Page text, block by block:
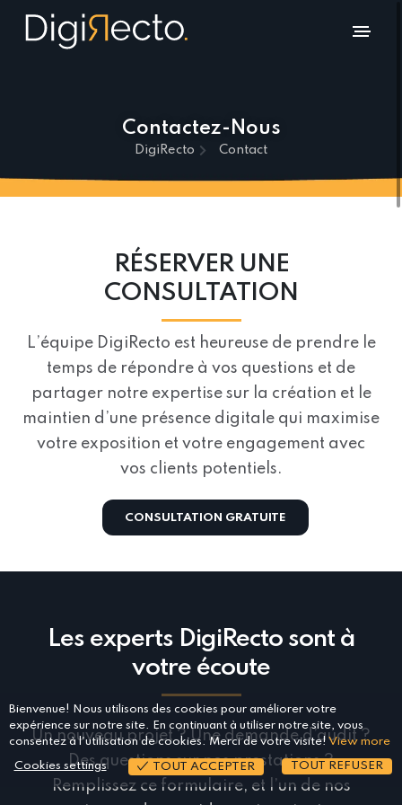
Contactez-Nous
DigiRecto Contact
RÉSERVER UNE
CONSULTATION
L’équipe DigiRecto est heureuse de prendre le
temps de répondre à vos questions et de
partager notre expertise sur la création et le
maintien d’une présence digitale qui maximise
votre exposition et votre engagement avec
vos clients potentiels.
CONSULTATION GRATUITE
Les experts DigiRecto sont à
votre écoute
Un nouveau projet ? Une demande d’audit ?
Des questions sur nos prestations ?
Remplissez ce formulaire, et l’un de nos
Bienvenue! Nous utilisons des cookies pour améliorer votre
expérience sur notre site. En continuant à utiliser notre site, vous
consentez à l'utilisation de cookies. Merci de votre visite! View more
Cookies settings TOUT ACCEPTER TOUT REFUSER